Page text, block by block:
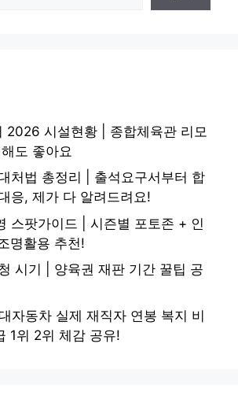
2026 시설현황 | 종합체육관 리모
도 좋아요
처법 총정리 | 출석요구서부터 합
응, 제가 다 알려드려요!
스팟가이드 | 시즌별 포토존 + 인
명활용 추천!
시기 | 양육권 재판 기간 꿀팁 공
자동차 실제 재직자 연봉 복지 비
1위 2위 체감 공유!